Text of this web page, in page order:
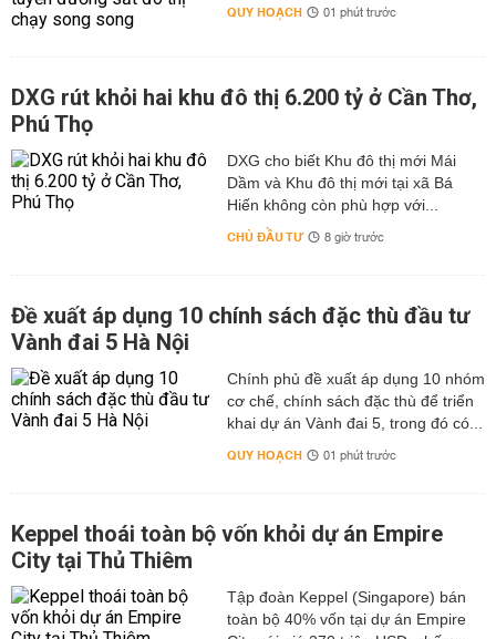
QUY HOẠCH 01 phút trước
DXG rút khỏi hai khu đô thị 6.200 tỷ ở Cần Thơ,
Phú Thọ
DXG cho biết Khu đô thị mới Mái
Dầm và Khu đô thị mới tại xã Bá
Hiến không còn phù hợp với...
CHỦ ĐẦU TƯ 8 giờ trước
Đề xuất áp dụng 10 chính sách đặc thù đầu tư
Vành đai 5 Hà Nội
Chính phủ đề xuất áp dụng 10 nhóm
cơ chế, chính sách đặc thù để triển
khai dự án Vành đai 5, trong đó có...
QUY HOẠCH 01 phút trước
Keppel thoái toàn bộ vốn khỏi dự án Empire
City tại Thủ Thiêm
Tập đoàn Keppel (Singapore) bán
toàn bộ 40% vốn tại dự án Empire